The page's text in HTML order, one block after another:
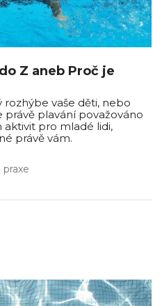
Z aneb Proč je
vaše děti, nebo
plavání považováno
aktivit pro mladé lidi,
právě vám.
praxe